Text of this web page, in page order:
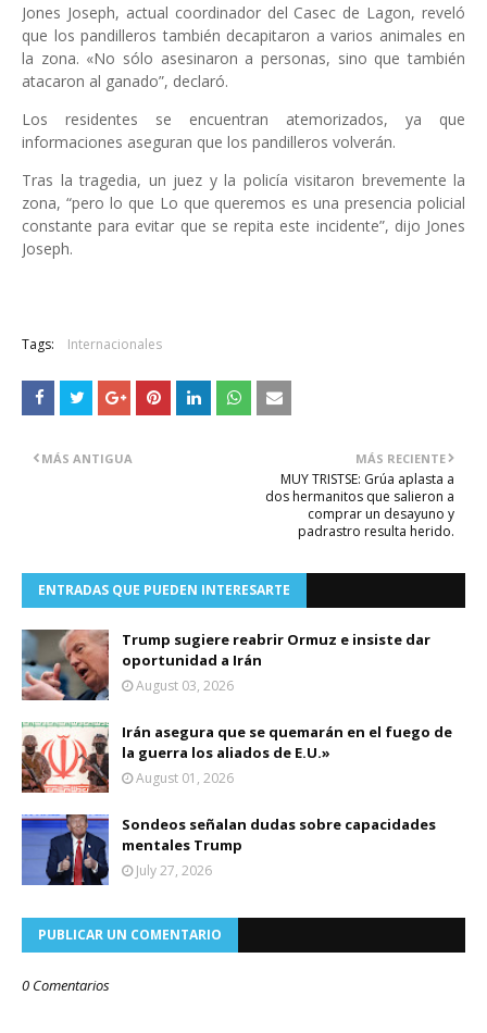
Jones Joseph, actual coordinador del Casec de Lagon, reveló
que los pandilleros también decapitaron a varios animales en
la zona. «No sólo asesinaron a personas, sino que también
atacaron al ganado”, declaró.
Los residentes se encuentran atemorizados, ya que
informaciones aseguran que los pandilleros volverán.
Tras la tragedia, un juez y la policía visitaron brevemente la
zona, “pero lo que Lo que queremos es una presencia policial
constante para evitar que se repita este incidente”, dijo Jones
Joseph.
Tags: Internacionales
MÁS RECIENTE
MUY TRISTSE: Grúa aplasta a
dos hermanitos que salieron a
comprar un desayuno y
padrastro resulta herido.
MÁS ANTIGUA
ENTRADAS QUE PUEDEN INTERESARTE
Trump sugiere reabrir Ormuz e insiste dar
oportunidad a Irán
August 03, 2026
Irán asegura que se quemarán en el fuego de
la guerra los aliados de E.U.»
August 01, 2026
Sondeos señalan dudas sobre capacidades
mentales Trump
July 27, 2026
PUBLICAR UN COMENTARIO
0 Comentarios